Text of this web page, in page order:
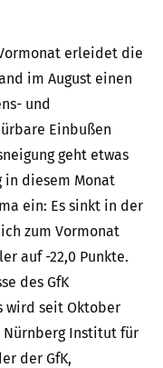
erleidet die
im August einen
und
Einbußen
geht etwas
in diesem Monat
ein: Es sinkt in der
zum Vormonat
auf -22,0 Punkte.
des GfK
wird seit Oktober
Nürnberg Institut für
der GfK,